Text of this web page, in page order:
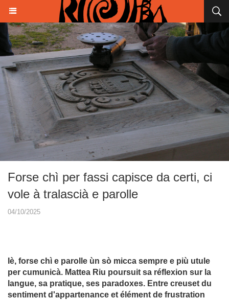
Forse chì per fassi capisce da certi, ci
vole à tralascià e parolle
04/10/2025
Iè, forse chì e parolle ùn sò micca sempre e più utule
per cumunicà. Mattea Riu poursuit sa réflexion sur la
langue, sa pratique, ses paradoxes. Entre creuset du
sentiment d'appartenance et élément de frustration